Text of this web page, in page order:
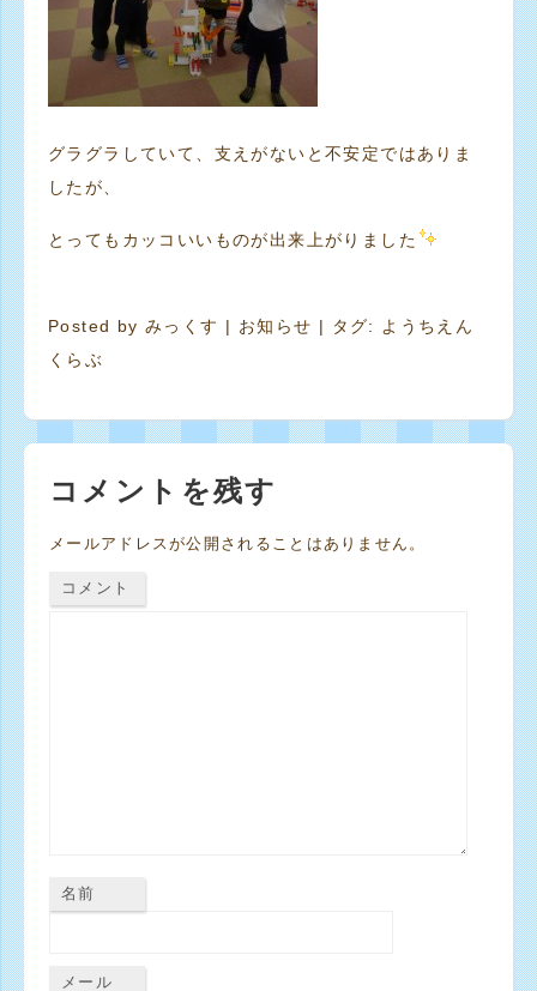
グラグラしていて、支えがないと不安定ではありま
したが、
とってもカッコいいものが出来上がりました
Posted byみっくす | お知らせ | タグ:
ようちえん
くらぶ
コメントを残す
メールアドレスが公開されることはありません。
コメント
名前
メール